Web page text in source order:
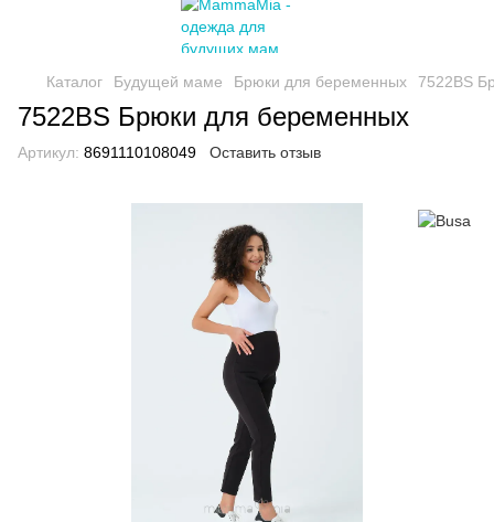
Каталог Будущей маме Брюки для беременных 7522BS
7522BS Брюки для беременных
Артикул: 8691110108049 Оставить отзыв